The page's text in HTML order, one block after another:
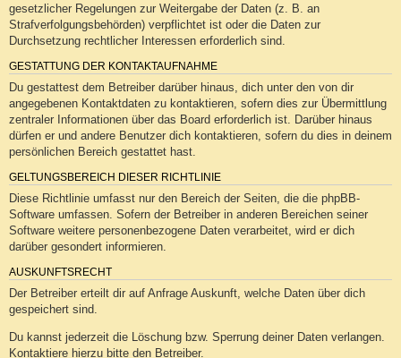
gesetzlicher Regelungen zur Weitergabe der Daten (z. B. an
Strafverfolgungsbehörden) verpflichtet ist oder die Daten zur
Durchsetzung rechtlicher Interessen erforderlich sind.
GESTATTUNG DER KONTAKTAUFNAHME
Du gestattest dem Betreiber darüber hinaus, dich unter den von dir
angegebenen Kontaktdaten zu kontaktieren, sofern dies zur Übermittlung
zentraler Informationen über das Board erforderlich ist. Darüber hinaus
dürfen er und andere Benutzer dich kontaktieren, sofern du dies in deinem
persönlichen Bereich gestattet hast.
GELTUNGSBEREICH DIESER RICHTLINIE
Diese Richtlinie umfasst nur den Bereich der Seiten, die die phpBB-
Software umfassen. Sofern der Betreiber in anderen Bereichen seiner
Software weitere personenbezogene Daten verarbeitet, wird er dich
darüber gesondert informieren.
AUSKUNFTSRECHT
Der Betreiber erteilt dir auf Anfrage Auskunft, welche Daten über dich
gespeichert sind.
Du kannst jederzeit die Löschung bzw. Sperrung deiner Daten verlangen.
Kontaktiere hierzu bitte den Betreiber.